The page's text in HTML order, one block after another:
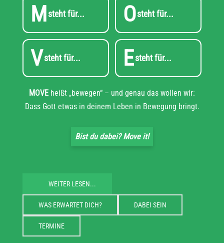
Msteht für... Osteht für...
Vsteht für... Esteht für...
MOVE heißt „bewegen“ – und genau das wollen wir:
Dass Gott etwas in deinem Leben in Bewegung bringt.
Bist du dabei? Move it!
WEITER LESEN...
WAS ERWARTET DICH? DABEI SEIN
TERMINE